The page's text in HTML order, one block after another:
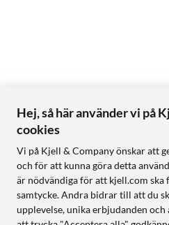
Hej, så här använder vi på
cookies
Vi på Kjell & Company önskar att
och för att kunna göra detta
är nödvändiga för att kjell.com
samtycke. Andra bidrar till att du
upplevelse, unika erbjudanden och